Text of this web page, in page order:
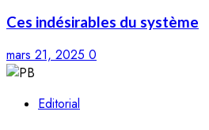
Ces indésirables du système
mars 21, 2025 0
Editorial